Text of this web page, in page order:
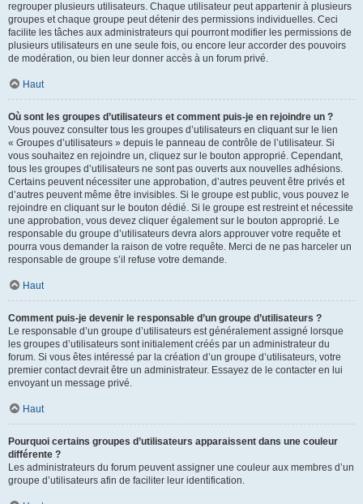
regrouper plusieurs utilisateurs. Chaque utilisateur peut appartenir à plusieurs
groupes et chaque groupe peut détenir des permissions individuelles. Ceci
facilite les tâches aux administrateurs qui pourront modifier les permissions de
plusieurs utilisateurs en une seule fois, ou encore leur accorder des pouvoirs
de modération, ou bien leur donner accès à un forum privé.
Haut
Où sont les groupes d’utilisateurs et comment puis-je en rejoindre un ?
Vous pouvez consulter tous les groupes d’utilisateurs en cliquant sur le lien
« Groupes d’utilisateurs » depuis le panneau de contrôle de l’utilisateur. Si
vous souhaitez en rejoindre un, cliquez sur le bouton approprié. Cependant,
tous les groupes d’utilisateurs ne sont pas ouverts aux nouvelles adhésions.
Certains peuvent nécessiter une approbation, d’autres peuvent être privés et
d’autres peuvent même être invisibles. Si le groupe est public, vous pouvez le
rejoindre en cliquant sur le bouton dédié. Si le groupe est restreint et nécessite
une approbation, vous devez cliquer également sur le bouton approprié. Le
responsable du groupe d’utilisateurs devra alors approuver votre requête et
pourra vous demander la raison de votre requête. Merci de ne pas harceler un
responsable de groupe s’il refuse votre demande.
Haut
Comment puis-je devenir le responsable d’un groupe d’utilisateurs ?
Le responsable d’un groupe d’utilisateurs est généralement assigné lorsque
les groupes d’utilisateurs sont initialement créés par un administrateur du
forum. Si vous êtes intéressé par la création d’un groupe d’utilisateurs, votre
premier contact devrait être un administrateur. Essayez de le contacter en lui
envoyant un message privé.
Haut
Pourquoi certains groupes d’utilisateurs apparaissent dans une couleur
différente ?
Les administrateurs du forum peuvent assigner une couleur aux membres d’un
groupe d’utilisateurs afin de faciliter leur identification.